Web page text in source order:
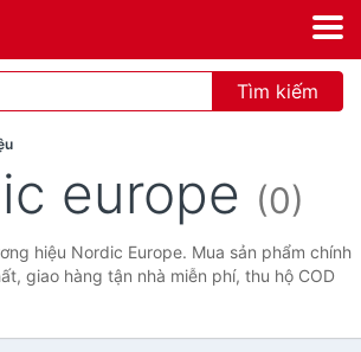
Tìm kiếm
europe (0)
hiệu Nordic Europe. Mua sản phẩm chính
giao hàng tận nhà miễn phí, thu hộ COD